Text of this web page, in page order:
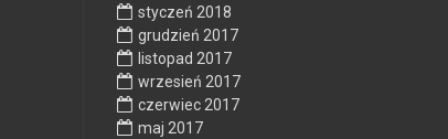
styczeń 2018
grudzień 2017
listopad 2017
wrzesień 2017
czerwiec 2017
maj 2017